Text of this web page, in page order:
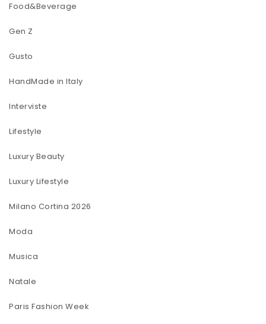
Food&Beverage
Gen Z
Gusto
HandMade in Italy
Interviste
Lifestyle
Luxury Beauty
Luxury Lifestyle
Milano Cortina 2026
Moda
Musica
Natale
Paris Fashion Week